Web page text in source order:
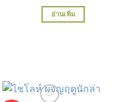
price
was:
อ่านเพิ่ม